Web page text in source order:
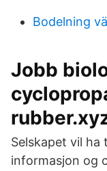
Bodelning
Jobb
Selskapet vil ha
informasjon og